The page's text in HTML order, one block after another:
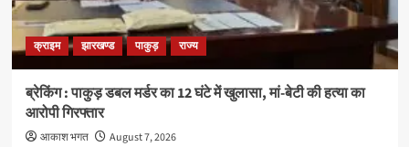
क्राइम झारखण्ड पाकुड़ राज्य
ब्रेकिंग : पाकुड़ डबल मर्डर का 12 घंटे में खुलासा, मां-बेटी की हत्या का
आरोपी गिरफ्तार
आकाश भगत August 7, 2026